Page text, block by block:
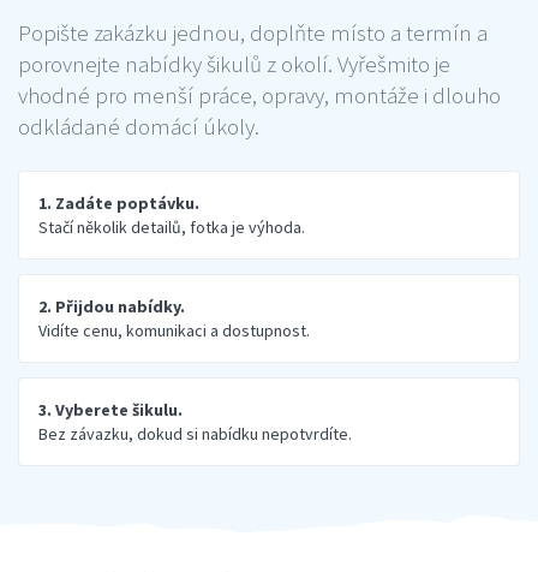
Popište zakázku jednou, doplňte místo a termín a
porovnejte nabídky šikulů z okolí. Vyřešmito je
vhodné pro menší práce, opravy, montáže i dlouho
odkládané domácí úkoly.
1. Zadáte poptávku.
Stačí několik detailů, fotka je výhoda.
2. Přijdou nabídky.
Vidíte cenu, komunikaci a dostupnost.
3. Vyberete šikulu.
Bez závazku, dokud si nabídku nepotvrdíte.